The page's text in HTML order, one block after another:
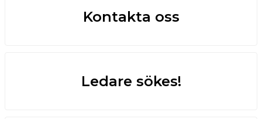
Kontakta oss
Ledare sökes!